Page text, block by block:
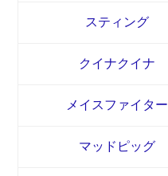
スティング
クイナクイナ
メイスファイター
マッドピッグ